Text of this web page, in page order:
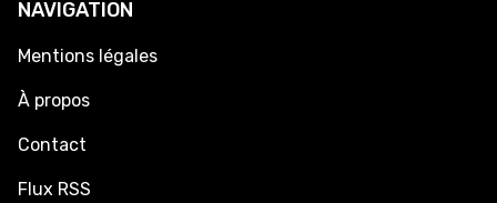
NAVIGATION
Mentions légales
À propos
Contact
Flux RSS